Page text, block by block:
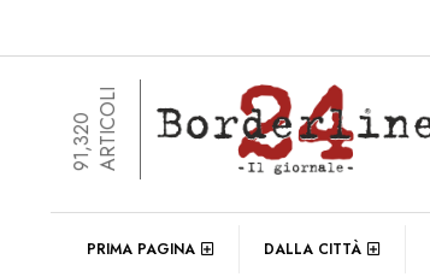
91,320ARTICOLI
PRIMA PAGINA DALLA CITTÀ